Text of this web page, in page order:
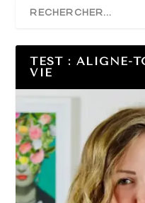
TEST : ALIGNE-
VIE